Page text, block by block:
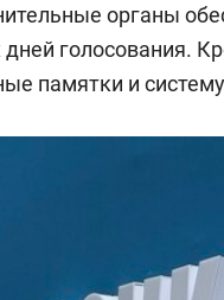
органы
голосования.
памятки и